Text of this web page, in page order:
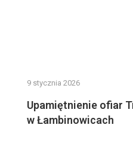
9 stycznia 2026
Upamiętnienie ofiar
w Łambinowicach